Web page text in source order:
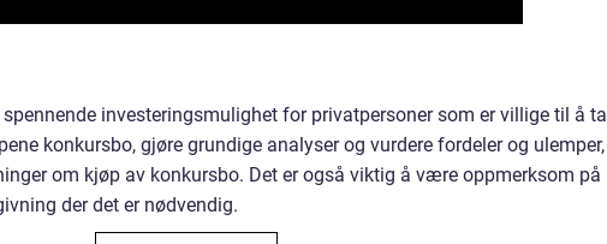
investeringsmulighet for privatpersoner som er villige til å ta
konkursbo, gjøre grundige analyser og vurdere fordeler og ulemper,
om kjøp av konkursbo. Det er også viktig å være oppmerksom på
der det er nødvendig.